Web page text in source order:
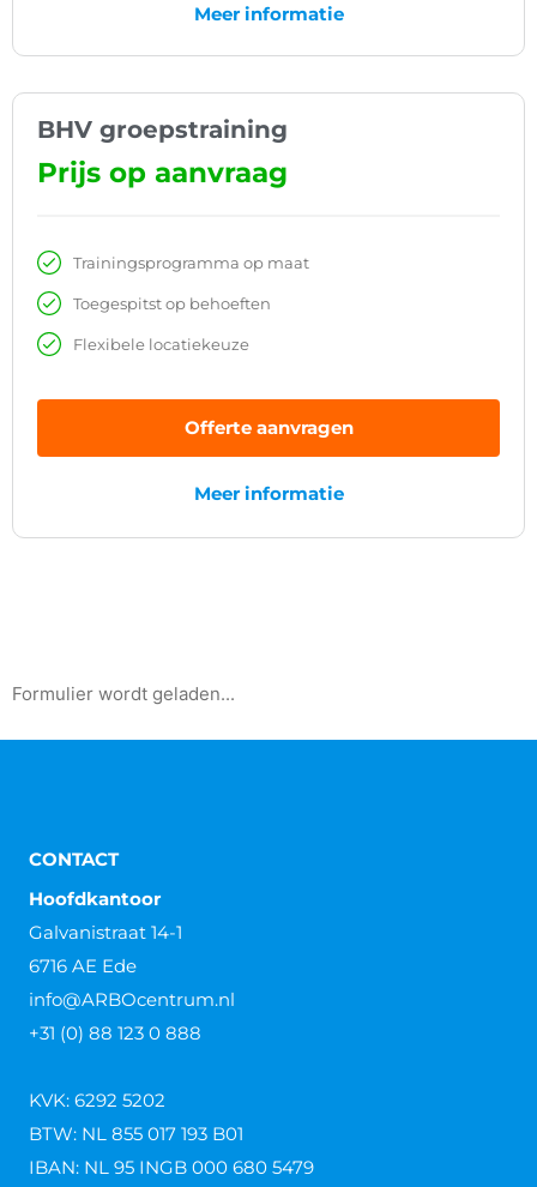
Meer informatie
BHV groepstraining
Prijs op aanvraag
Trainingsprogramma op maat
Toegespitst op behoeften
Flexibele locatiekeuze
Offerte aanvragen
Meer informatie
Formulier wordt geladen...
CONTACT
Hoofdkantoor
Galvanistraat 14-1
6716 AE Ede
info@ARBOcentrum.nl
+31 (0) 88 123 0 888
KVK: 6292 5202
BTW: NL 855 017 193 B01
IBAN: NL 95 INGB 000 680 5479